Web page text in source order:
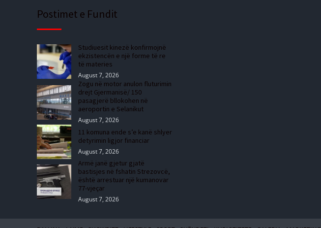
Postimet e Fundit
Studiuesit kinezë konfirmojnë
ekzistencën e një forme të re
të materies
August 7, 2026
Zogu në motor anulon fluturimin
drejt Gjermanisë/ 150
pasagjerë bllokohen në
aeroportin e Selanikut
August 7, 2026
11 komuna ende s’e kanë shlyer
detyrimin ligjor financiar
August 7, 2026
Armë janë gjetur gjatë
bastisjes në fshatin Strezovcë,
është arrestuar një kumanovar
77-vjeçar
August 7, 2026